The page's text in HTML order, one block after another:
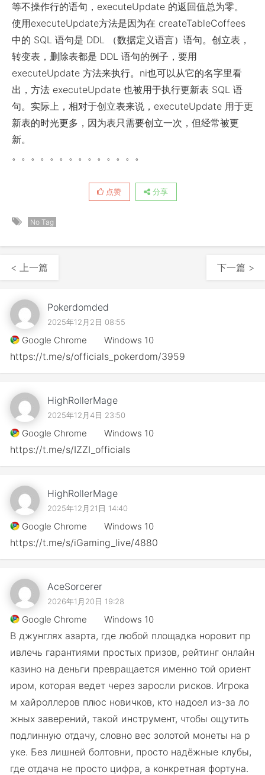
等不操作行的语句，executeUpdate 的返回值总为零。
使用executeUpdate方法是因为在 createTableCoffees
中的 SQL 语句是 DDL （数据定义语言）语句。创立表，
转变表，删除表都是 DDL 语句的例子，要用
executeUpdate 方法来执行。ni也可以从它的名字里看
出，方法 executeUpdate 也被用于执行更新表 SQL 语
句。实际上，相对于创立表来说，executeUpdate 用于更
新表的时光更多，因为表只需要创立一次，但经常被更
新。
。。。。。。。。。。。。。。
点赞 分享
No Tag
< 上一篇 下一篇 >
Pokerdomded
2025年12月2日 08:55
Google Chrome Windows 10
https://t.me/s/officials_pokerdom/3959
HighRollerMage
2025年12月4日 23:50
Google Chrome Windows 10
https://t.me/s/IZZI_officials
HighRollerMage
2025年12月21日 14:40
Google Chrome Windows 10
https://t.me/s/iGaming_live/4880
AceSorcerer
2026年1月20日 19:28
Google Chrome Windows 10
В джунглях азарта, где любой площадка норовит пр
ивлечь гарантиями простых призов, рейтинг онлайн
казино на деньги превращается именно той ориент
иром, которая ведет через заросли рисков. Игрока
м хайроллеров плюс новичков, кто надоел из-за ло
жных заверений, такой инструмент, чтобы ощутить
подлинную отдачу, словно вес золотой монеты на р
уке. Без лишней болтовни, просто надёжные клубы,
где отдача не просто цифра, а конкретная фортуна.